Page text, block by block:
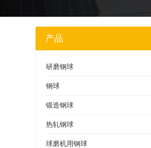
产品
研磨钢球
钢球
锻造钢球
热轧钢球
球磨机用钢球